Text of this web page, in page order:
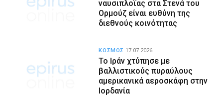
ναυσιπλοΐας στα Στενά του
Ορμούζ είναι ευθύνη της
διεθνούς κοινότητας
Το Ιράν χτύπησε με
βαλλιστικούς πυραύλους
αμερικανικά αεροσκάφη στην
Ιορδανία
ΚΟΣΜΟΣ 17.07.2026